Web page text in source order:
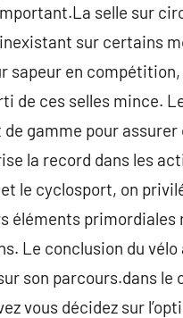
selle sur
sur certains
en
de ces selles mince.
gamme pour
la record dans les
le cyclosport, on
éléments
Le conclusion du vélo
son parcours.dans le
vous décidez sur